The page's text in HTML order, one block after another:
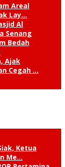
Areal
Lay…
Al
Senang
Bedah
Ajak
Cegah …
Ketua
Me…